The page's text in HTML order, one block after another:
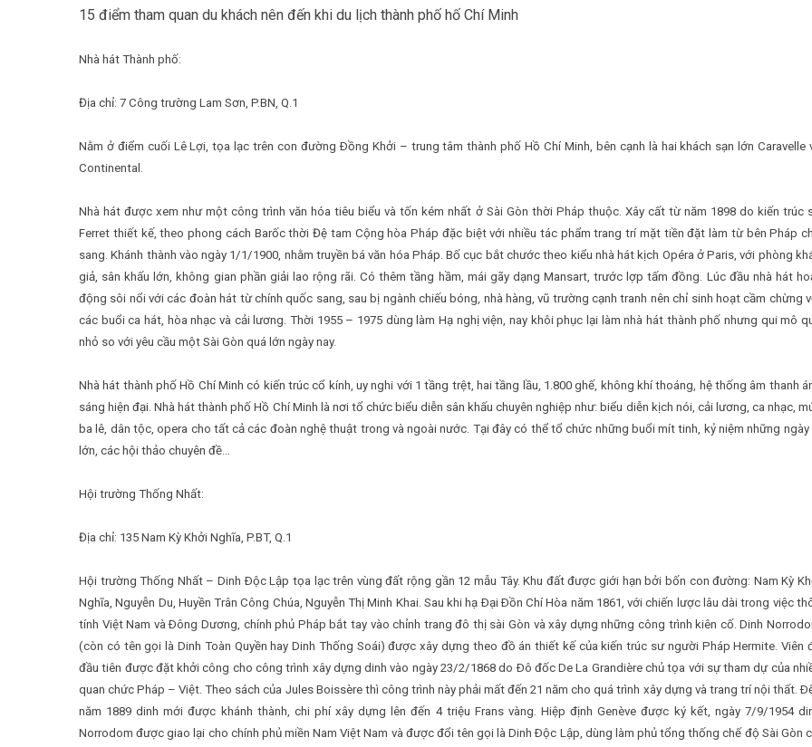
15 điểm tham quan du khách nên đến khi du lịch thành phố hố Chí Minh
Nhà hát Thành phố:
Địa chỉ: 7 Công trường Lam Sơn, P.BN, Q.1
Nằm ở điểm cuối Lê Lợi, tọa lạc trên con đường Ðồng Khởi – trung tâm thành phố Hồ Chí Minh, bên cạnh là hai khách sạn lớn Caravelle
Continental.
Nhà hát được xem như một công trình văn hóa tiêu biểu và tốn kém nhất ở Sài Gòn thời Pháp thuộc. Xây cất từ năm 1898 do kiến trúc
Ferret thiết kế, theo phong cách Barốc thời Đệ tam Cộng hòa Pháp đặc biệt với nhiều tác phẩm trang trí mặt tiền đặt làm từ bên Pháp
sang. Khánh thành vào ngày 1/1/1900, nhằm truyền bá văn hóa Pháp. Bố cục bắt chước theo kiểu nhà hát kịch Opéra ở Paris, với phòng
giả, sân khấu lớn, không gian phần giải lao rộng rãi. Có thêm tầng hầm, mái gãy dạng Mansart, trước lợp tấm đồng. Lúc đầu nhà hát
động sôi nổi với các đoàn hát từ chính quốc sang, sau bị ngành chiếu bóng, nhà hàng, vũ trường cạnh tranh nên chỉ sinh hoạt cầm chừng
các buổi ca hát, hòa nhạc và cải lương. Thời 1955 – 1975 dùng làm Hạ nghị viện, nay khôi phục lại làm nhà hát thành phố nhưng qui mô
nhỏ so với yêu cầu một Sài Gòn quá lớn ngày nay.
Nhà hát thành phố Hồ Chí Minh có kiến trúc cổ kính, uy nghi với 1 tầng trệt, hai tầng lầu, 1.800 ghế, không khí thoáng, hệ thống âm thanh
sáng hiện đại. Nhà hát thành phố Hồ Chí Minh là nơi tổ chức biểu diễn sân khấu chuyên nghiệp như: biểu diễn kịch nói, cải lương, ca nhạc,
ba lê, dân tộc, opera cho tất cả các đoàn nghệ thuật trong và ngoài nước. Tại đây có thể tổ chức những buổi mít tinh, kỷ niệm những ngày
lớn, các hội thảo chuyên đề…
Hội trường Thống Nhất:
Địa chỉ: 135 Nam Kỳ Khởi Nghĩa, P.BT, Q.1
Hội trường Thống Nhất – Dinh Ðộc Lập tọa lạc trên vùng đất rộng gần 12 mẫu Tây. Khu đất được giới hạn bởi bốn con đường: Nam Kỳ
Nghĩa, Nguyễn Du, Huyền Trân Công Chúa, Nguyễn Thị Minh Khai. Sau khi hạ Ðại Ðồn Chí Hòa năm 1861, với chiến lược lâu dài trong việc
tính Việt Nam và Ðông Dương, chính phủ Pháp bắt tay vào chỉnh trang đô thị sài Gòn và xây dựng những công trình kiên cố. Dinh
(còn có tên gọi là Dinh Toàn Quyền hay Dinh Thống Soái) được xây dựng theo đồ án thiết kế của kiến trúc sư người Pháp Hermite. Viên
đầu tiên được đặt khởi công cho công trình xây dựng dinh vào ngày 23/2/1868 do Ðô đốc De La Grandière chủ tọa với sự tham dự của
quan chức Pháp – Việt. Theo sách của Jules Boissère thì công trình này phải mất đến 21 năm cho quá trình xây dựng và trang trí nội thất.
năm 1889 dinh mới được khánh thành, chi phí xây dựng lên đến 4 triệu Frans vàng. Hiệp định Genève được ký kết, ngày 7/9/1954
Norrodom được giao lại cho chính phủ miền Nam Việt Nam và được đổi tên gọi là Dinh Ðộc Lập, dùng làm phủ tổng thống chế độ Sài Gòn